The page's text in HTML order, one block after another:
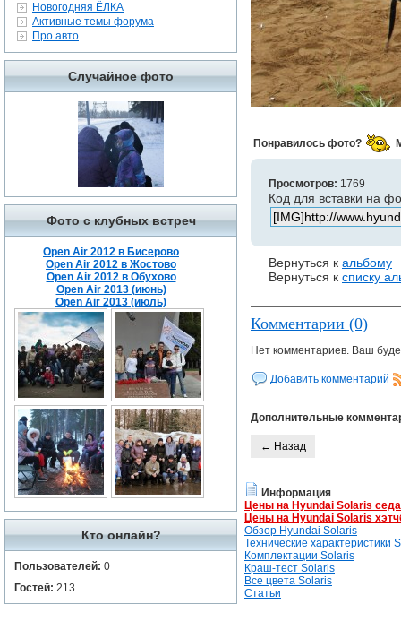
Новогодняя ЁЛКА
Активные темы форума
Про авто
Случайное фото
Фото с клубных встреч
Open Air 2012 в Бисерово
Open Air 2012 в Жостово
Open Air 2012 в Обухово
Open Air 2013 (июнь)
Open Air 2013 (июль)
Кто онлайн?
Пользователей: 0
Гостей: 213
Понравилось фото?
Просмотров: 1769
Код для вставки на
Вернуться к альбому
Вернуться к списку
Комментарии (0)
Нет комментариев. Ваш
Добавить комментарий
Дополнительные
← Назад
Информация
Цены на Hyundai Solaris
Цены на Hyundai Solaris
Обзор Hyundai Solaris
Технические характеристики
Комплектации Solaris
Краш-тест Solaris
Все цвета Solaris
Статьи